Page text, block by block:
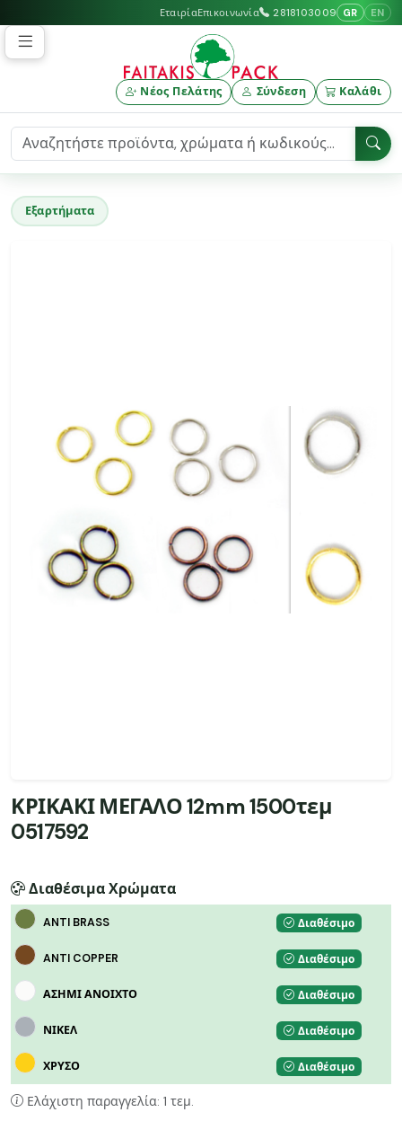
ΕταιρίαΕπικοινωνία 2818103009 GR EN
Νέος Πελάτης Σύνδεση Καλάθι
Εξαρτήματα
ΚΡΙΚΑΚΙ ΜΕΓΑΛΟ 12mm 1500τεμ
0517592
Διαθέσιμα Χρώματα
ANTI BRASS Διαθέσιμο
ANTI COPPER Διαθέσιμο
ΑΣΗΜΙ ΑΝΟΙΧΤΟ Διαθέσιμο
ΝΙΚΕΛ Διαθέσιμο
ΧΡΥΣΟ Διαθέσιμο
Ελάχιστη παραγγελία: 1 τεμ.